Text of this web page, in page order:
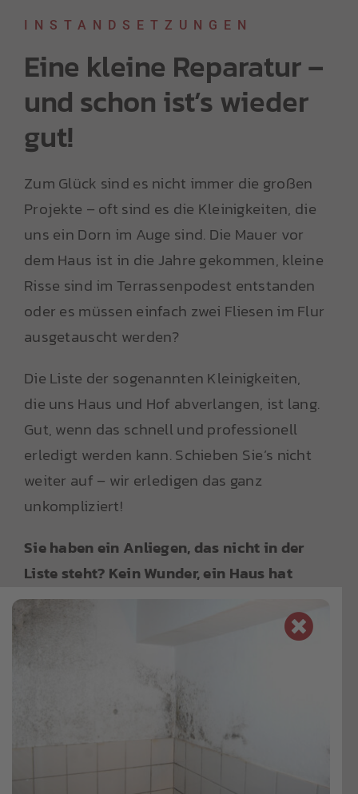
INSTANDSETZUNGEN
Eine kleine Reparatur –
und schon ist’s wieder
gut!
Zum Glück sind es nicht immer die großen
Projekte – oft sind es die Kleinigkeiten, die
uns ein Dorn im Auge sind. Die Mauer vor
dem Haus ist in die Jahre gekommen, kleine
Risse sind im Terrassenpodest entstanden
oder es müssen einfach zwei Fliesen im Flur
ausgetauscht werden?
Die Liste der sogenannten Kleinigkeiten,
die uns Haus und Hof abverlangen, ist lang.
Gut, wenn das schnell und professionell
erledigt werden kann. Schieben Sie’s nicht
weiter auf – wir erledigen das ganz
unkompliziert!
Sie haben ein Anliegen, das nicht in der
Liste steht? Kein Wunder, ein Haus hat
viele Wünsche.
Rufen Sie uns an! Wir bringen das schnell
Reparaturarbeiten
Mauer- und Putzarbeiten